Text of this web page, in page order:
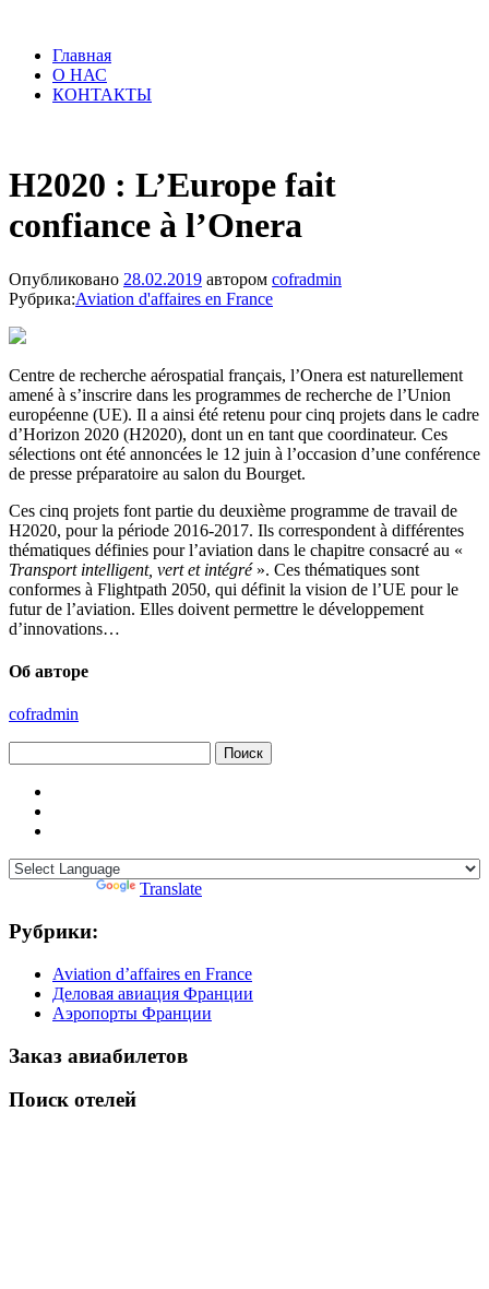
Главная
О НАС
КОНТАКТЫ
H2020 : L’Europe fait
confiance à l’Onera
Опубликовано 28.02.2019 автором cofradmin
Рубрика:Aviation d'affaires en France
Centre de recherche aérospatial français, l’Onera est naturellement
amené à s’inscrire dans les programmes de recherche de l’Union
européenne (UE). Il a ainsi été retenu pour cinq projets dans le cadre
d’Horizon 2020 (H2020), dont un en tant que coordinateur. Ces
sélections ont été annoncées le 12 juin à l’occasion d’une conférence
de presse préparatoire au salon du Bourget.
Ces cinq projets font partie du deuxième programme de travail de
H2020, pour la période 2016-2017. Ils correspondent à différentes
thématiques définies pour l’aviation dans le chapitre consacré au «
Transport intelligent, vert et intégré ». Ces thématiques sont
conformes à Flightpath 2050, qui définit la vision de l’UE pour le
futur de l’aviation. Elles doivent permettre le développement
d’innovations…
Об авторе
cofradmin
Translate
Рубрики:
Aviation d’affaires en France
Деловая авиация Франции
Аэропорты Франции
Заказ авиабилетов
Поиск отелей